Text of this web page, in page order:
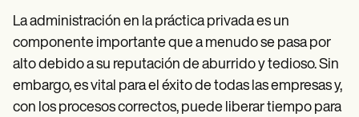
La administración en la práctica privada es un
componente importante que a menudo se pasa por
alto debido a su reputación de aburrido y tedioso. Sin
embargo, es vital para el éxito de todas las empresas y,
con los procesos correctos, puede liberar tiempo para